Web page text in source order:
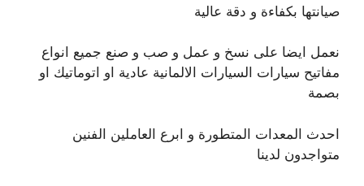
صيانتها بكفاءة و دقة عالية
نعمل ايضا على نسخ و عمل و صب و صنع جميع انواع
مفاتيح سيارات السيارات الالمانية عادية او اتوماتيك او
بصمة
احدث المعدات المتطورة و ابرع العاملين الفنين
متواجدون لدينا